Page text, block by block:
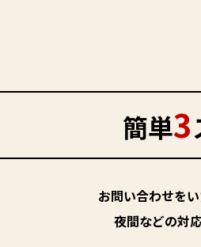
簡単3
お問い合わせを
夜間などの対